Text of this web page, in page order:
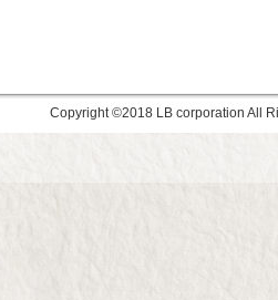
Copyright © LB corporation All